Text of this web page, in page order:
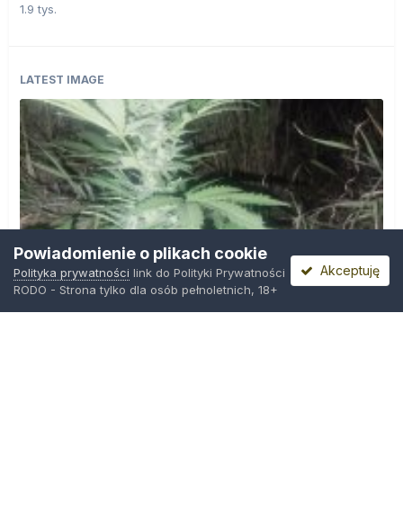
1.9 tys.
LATEST IMAGE
Powiadomienie o plikach cookie
Polityka prywatności link do Polityki Prywatności
RODO - Strona tylko dla osób pełnoletnich, 18+
Akceptuję